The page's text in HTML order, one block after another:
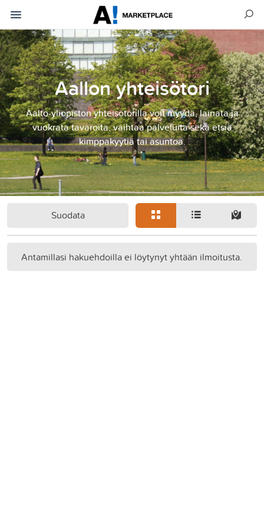
Aallon yhteisötori
Aalto-yliopiston yhteisötorilla voit myydä, lainata ja
vuokrata tavaroita, vaihtaa palveluita sekä etsiä
kimppakyytiä tai asuntoa.
Suodata
Antamillasi hakuehdoilla ei löytynyt yhtään ilmoitusta.